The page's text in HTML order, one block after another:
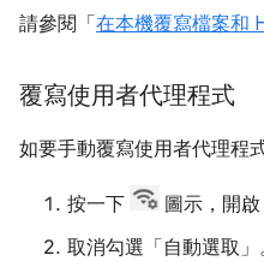
請參閱「 在本機覆寫檔案和
覆寫使用者代理程式
如要手動覆寫使用者代理程
按一下 圖示，開啟
取消勾選「自動選取」